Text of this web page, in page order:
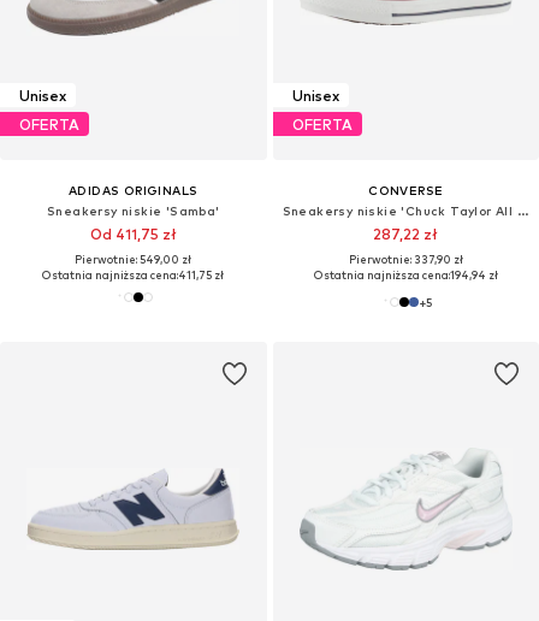
Unisex
OFERTA
ADIDAS ORIGINALS
Sneakersy niskie 'Samba'
Od 411,75 zł
Pierwotnie: 549,00 zł
Ostatnia najniższa cena:411,75 zł
Unisex
OFERTA
CONVERSE
Sneakersy niskie 'Chuck Taylor All Star Classic'
287,22 zł
Pierwotnie: 337,90 zł
Ostatnia najniższa cena:194,94 zł
+5